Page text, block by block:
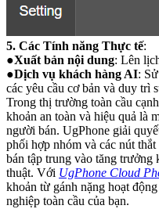
5. Các Tính năng Thực tế:
●Xuất bản nội dung: Lên
●Dịch vụ khách hàng AI:
các yêu cầu cơ bản và duy trì
Trong thị trường toàn cầu
khoản an toàn và hiệu quả là
người bán. UgPhone giải
phối hợp nhóm và các nút
bán tập trung vào tăng
thuật. Với UgPhone Cloud
khoản từ gánh nặng hoạt
nghiệp toàn cầu của bạn.